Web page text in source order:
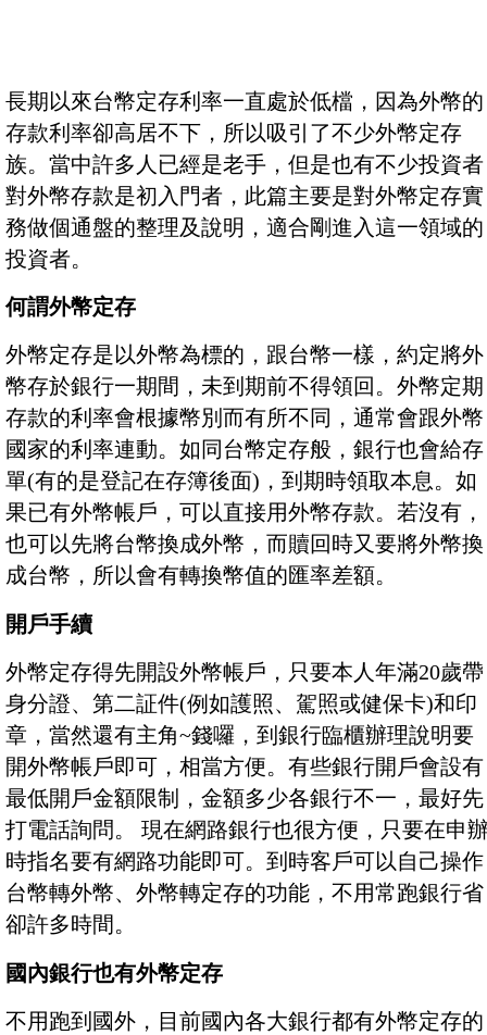
長期以來台幣定存利率一直處於低檔，因為外幣的
存款利率卻高居不下，所以吸引了不少外幣定存
族。當中許多人已經是老手，但是也有不少投資者
對外幣存款是初入門者，此篇主要是對外幣定存實
務做個通盤的整理及說明，適合剛進入這一領域的
投資者。
何謂外幣定存
外幣定存是以外幣為標的，跟台幣一樣，約定將外
幣存於銀行一期間，未到期前不得領回。外幣定期
存款的利率會根據幣別而有所不同，通常會跟外幣
國家的利率連動。如同台幣定存般，銀行也會給存
單(有的是登記在存簿後面)，到期時領取本息。如
果已有外幣帳戶，可以直接用外幣存款。若沒有，
也可以先將台幣換成外幣，而贖回時又要將外幣換
成台幣，所以會有轉換幣值的匯率差額。
開戶手續
外幣定存得先開設外幣帳戶，只要本人年滿20歲帶
身分證、第二証件(例如護照、駕照或健保卡)和印
章，當然還有主角~錢囉，到銀行臨櫃辦理說明要
開外幣帳戶即可，相當方便。有些銀行開戶會設有
最低開戶金額限制，金額多少各銀行不一，最好先
打電話詢問。 現在網路銀行也很方便，只要在申
時指名要有網路功能即可。到時客戶可以自己操作
台幣轉外幣、外幣轉定存的功能，不用常跑銀行省
卻許多時間。
國內銀行也有外幣定存
不用跑到國外，目前國內各大銀行都有外幣定存的